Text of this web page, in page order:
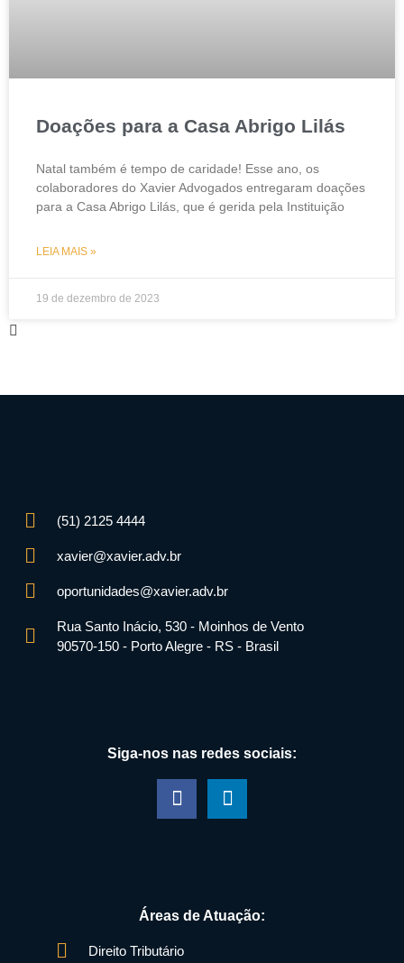
Doações para a Casa Abrigo Lilás
Natal também é tempo de caridade! Esse ano, os
colaboradores do Xavier Advogados entregaram doações
para a Casa Abrigo Lilás, que é gerida pela Instituição
LEIA MAIS »
19 de dezembro de 2023
(51) 2125 4444
xavier@xavier.adv.br
oportunidades@xavier.adv.br
Rua Santo Inácio, 530 - Moinhos de Vento
90570-150 - Porto Alegre - RS - Brasil
Siga-nos nas redes sociais:
Áreas de Atuação:
Direito Tributário